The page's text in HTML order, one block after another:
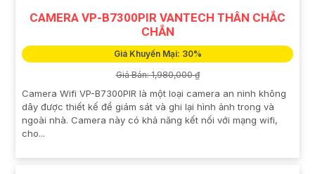
CAMERA VP-B7300PIR VANTECH THÂN CHẮC
CHẮN
Giá Khuyến Mại: 30%
Giá Bán: 1,980,000 ₫
Camera Wifi VP-B7300PIR là một loại camera an ninh không
dây được thiết kế để giám sát và ghi lại hình ảnh trong và
ngoài nhà. Camera này có khả năng kết nối với mạng wifi,
cho...